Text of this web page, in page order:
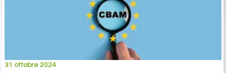
31 ottobre 2024